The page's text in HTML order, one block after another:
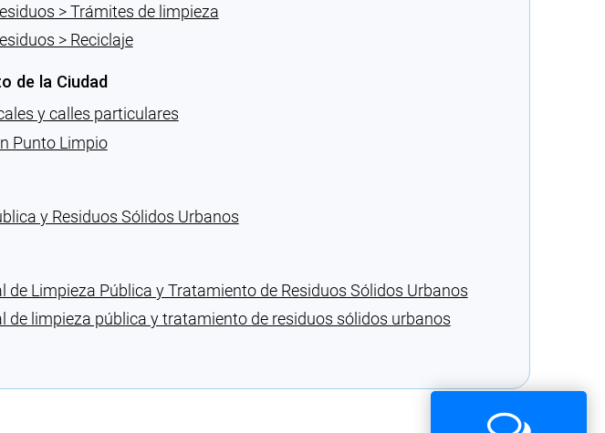
> Trámites de limpieza
> Reciclaje
de la Ciudad
y calles particulares
Punto Limpio
y Residuos Sólidos Urbanos
de Limpieza Pública y Tratamiento de Residuos Sólidos Urbanos
de limpieza pública y tratamiento de residuos sólidos urbanos